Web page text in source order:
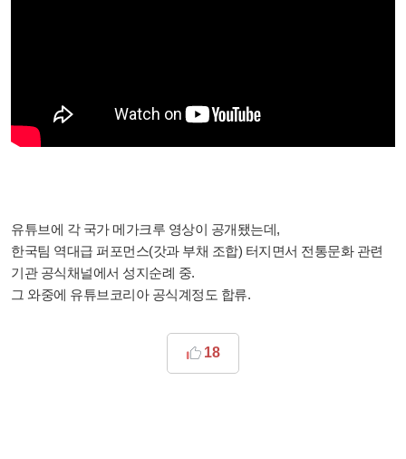
유튜브에 각 국가 메가크루 영상이 공개됐는데,
한국팀 역대급 퍼포먼스(갓과 부채 조합) 터지면서 전통문화 관련
기관 공식채널에서 성지순례 중.
그 와중에 유튜브코리아 공식계정도 합류.
18